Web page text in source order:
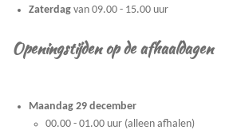
Zaterdag van 09.00 - 15.00 uur
Openingstijden op de afhaaldagen
Maandag 29 december
00.00 - 01.00 uur (alleen afhalen)